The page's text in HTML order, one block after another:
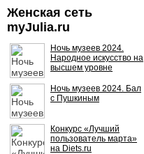
Женская сеть
myJulia.ru
Ночь музеев 2024.
Народное искусство на
высшем уровне
Ночь музеев 2024. Бал
с Пушкиным
Конкурс «Лучший
пользователь марта»
на Diets.ru